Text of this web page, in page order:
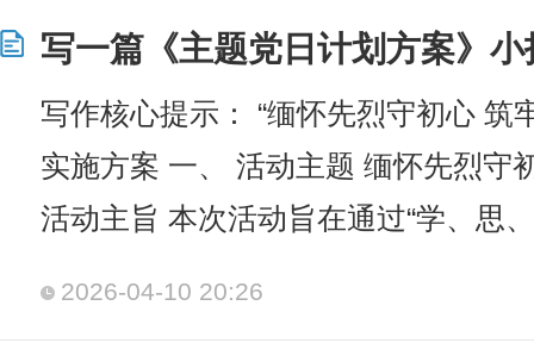
写一篇《主题党日计划方案》
写作核心提示： “缅怀先烈守初心 筑
实施方案 一、 活动主题 缅怀先烈守
活动主旨 本次活动旨在通过“学、思
2026-04-10 20:26